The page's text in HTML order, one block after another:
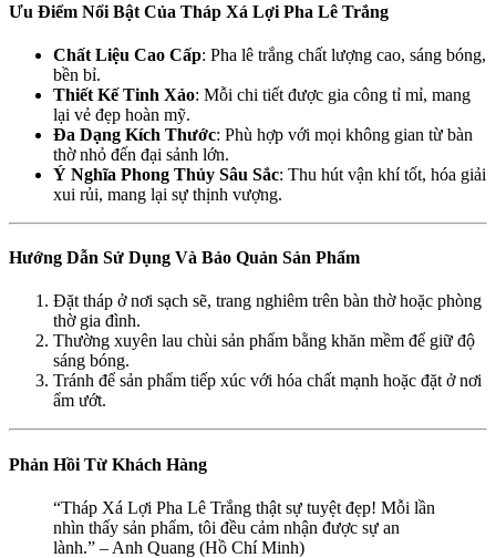
Ưu Điểm Nổi Bật Của Tháp Xá Lợi Pha Lê Trắng
Chất Liệu Cao Cấp: Pha lê trắng chất lượng cao, sáng bóng,
bền bỉ.
Thiết Kế Tinh Xảo: Mỗi chi tiết được gia công tỉ mỉ, mang
lại vẻ đẹp hoàn mỹ.
Đa Dạng Kích Thước: Phù hợp với mọi không gian từ bàn
thờ nhỏ đến đại sảnh lớn.
Ý Nghĩa Phong Thủy Sâu Sắc: Thu hút vận khí tốt, hóa giải
xui rủi, mang lại sự thịnh vượng.
Hướng Dẫn Sử Dụng Và Bảo Quản Sản Phẩm
Đặt tháp ở nơi sạch sẽ, trang nghiêm trên bàn thờ hoặc phòng
thờ gia đình.
Thường xuyên lau chùi sản phẩm bằng khăn mềm để giữ độ
sáng bóng.
Tránh để sản phẩm tiếp xúc với hóa chất mạnh hoặc đặt ở nơi
ẩm ướt.
Phản Hồi Từ Khách Hàng
“Tháp Xá Lợi Pha Lê Trắng thật sự tuyệt đẹp! Mỗi lần
nhìn thấy sản phẩm, tôi đều cảm nhận được sự an
lành.” – Anh Quang (Hồ Chí Minh)